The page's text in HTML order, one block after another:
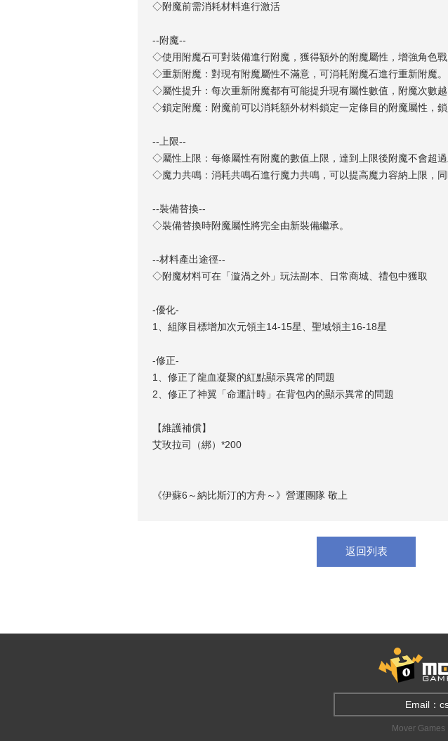
◇附魔前需消耗材料進行激活
--附魔--
◇使用附魔石可對裝備進行附魔，獲得額外的附魔屬性，增強角色戰
◇重新附魔：對現有附魔屬性不滿意，可消耗附魔石進行重新附魔。
◇屬性提升：每次重新附魔都有可能提升現有屬性數值，附魔次數越
◇鎖定附魔：附魔前可以消耗額外材料鎖定一定條目的附魔屬性，
--上限--
◇屬性上限：每條屬性有附魔的數值上限，達到上限後附魔不會超過
◇魔力共鳴：消耗共鳴石進行魔力共鳴，可以提高魔力容納上限，同
--裝備替換--
◇裝備替換時附魔屬性將完全由新裝備繼承。
--材料產出途徑--
◇附魔材料可在「漩渦之外」玩法副本、日常商城、禮包中獲取
-優化-
1、組隊目標增加次元領主14-15星、聖域領主16-18星
-修正-
1、修正了龍血凝聚的紅點顯示異常的問題
2、修正了神翼「命運計時」在背包內的顯示異常的問題
【維護補償】
艾玫拉司（綁）*200
《伊蘇6～納比斯汀的方舟～》營運團隊 敬上
返回列表
Email：
Mover